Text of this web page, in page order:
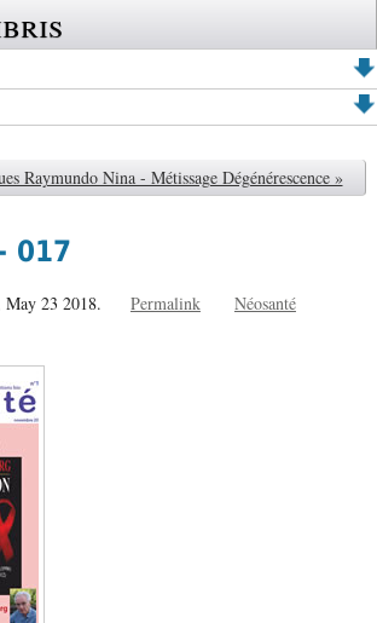
Raymundo Nina - Métissage Dégénérescence »
017
May 23 2018. Permalink
Néosanté